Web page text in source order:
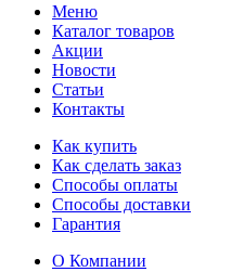
Меню
Каталог товаров
Акции
Новости
Статьи
Контакты
Как купить
Как сделать заказ
Способы оплаты
Способы доставки
Гарантия
О Компании